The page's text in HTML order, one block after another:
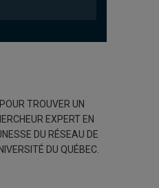
POUR TROUVER UN
EXPERT EN
DU RÉSEAU DE
DU QUÉBEC.